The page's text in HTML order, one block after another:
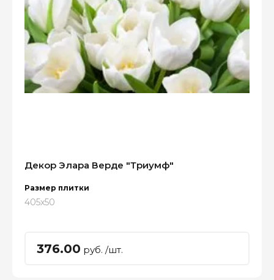
Декор Элара Верде "Триумф"
Размер плитки
405x50
376.00 руб. /шт.